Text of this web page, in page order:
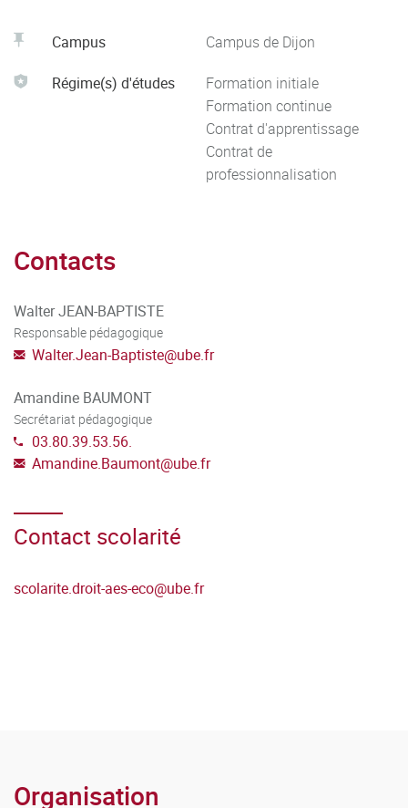
Campus Campus de Dijon
Régime(s) d'études
Formation initiale
Formation continue
Contrat d'apprentissage
Contrat de
professionnalisation
Contacts
Walter JEAN-BAPTISTE
Responsable pédagogique
Walter.Jean-Baptiste@ube.fr
Amandine BAUMONT
Secrétariat pédagogique
03.80.39.53.56.
Amandine.Baumont@ube.fr
Contact scolarité
scolarite.droit-aes-eco@ube.fr
Organisation